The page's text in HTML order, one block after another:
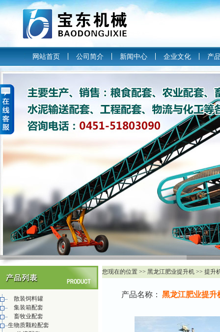
网站首页 公司简介 新闻中心 企业文化 产
散装饲料罐
集装箱配套
畜牧业配套
生物质颗粒配套
您现在的位置 >> 黑龙江肥业提升机 >> 提升
产品名称： 黑龙江肥业提升